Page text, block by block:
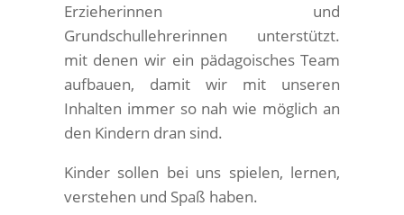
Erzieherinnen und
Grundschullehrerinnen unterstützt.
mit denen wir ein pädagoisches Team
aufbauen, damit wir mit unseren
Inhalten immer so nah wie möglich an
den Kindern dran sind.
Kinder sollen bei uns spielen, lernen,
verstehen und Spaß haben.